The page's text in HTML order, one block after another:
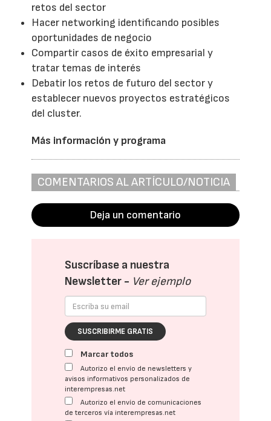
retos del sector
Hacer networking identificando posibles
oportunidades de negocio
Compartir casos de éxito empresarial y
tratar temas de interés
Debatir los retos de futuro del sector y
establecer nuevos proyectos estratégicos
del cluster.
Más información y programa
COMENTARIOS AL ARTÍCULO/NOTICIA
Deja un comentario
Suscríbase a nuestra
Newsletter - Ver ejemplo
SUSCRIBIRME GRATIS
Marcar todos
Autorizo el envío de newsletters y
avisos informativos personalizados de
interempresas.net
Autorizo el envío de comunicaciones
de terceros vía interempresas.net